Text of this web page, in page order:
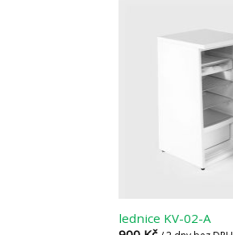
lednice KV-02-A